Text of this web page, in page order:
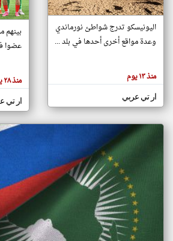
اخبار جزر
أهم اخبار جزر
هنا عن
وجهة
كاتبيها.
اليونيسكو تدرج شواطئ نورماندي
وعدة مواقع أخرى أحدها في بلد ...
منذ ١٣ يوم
ار تي عربي
عضوا
منذ ٢٨ يوم
ار تي